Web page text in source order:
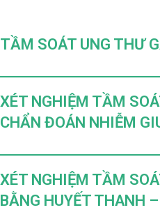
TẦM SOÁT UNG THƯ
XÉT NGHIỆM TẦM
CHẨN ĐOÁN NHIỄM
XÉT NGHIỆM TẦM
BẰNG HUYẾT THANH